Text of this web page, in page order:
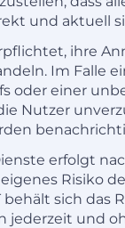
und aktuell
ihre
Im Falle
oder einer
Nutzer
erfolgt
Risiko
behält sich das
jederzeit und